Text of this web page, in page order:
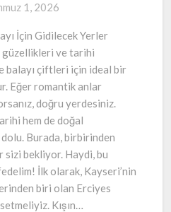
1, 2026
İçin Gidilecek Yerler
güzellikleri ve tarihi
balayı çiftleri için ideal bir
Eğer romantik anlar
doğru yerdesiniz.
hem de doğal
Burada, birbirinden
sizi bekliyor. Haydi, bu
İlk olarak, Kayseri’nin
biri olan Erciyes
Kışın…